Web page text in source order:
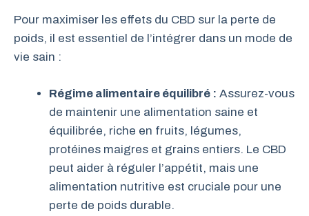
Pour maximiser les effets du CBD sur la perte de
poids, il est essentiel de l’intégrer dans un mode de
vie sain :
Régime alimentaire équilibré : Assurez-vous
de maintenir une alimentation saine et
équilibrée, riche en fruits, légumes,
protéines maigres et grains entiers. Le CBD
peut aider à réguler l’appétit, mais une
alimentation nutritive est cruciale pour une
perte de poids durable.